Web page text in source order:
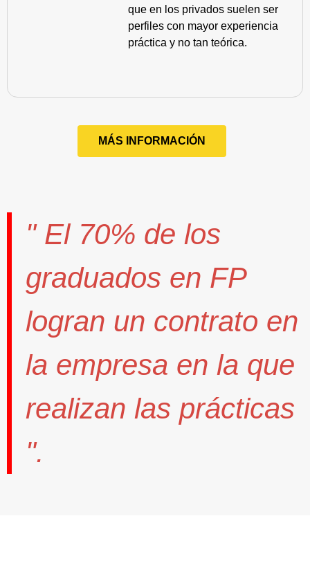
que en los privados suelen ser
perfiles con mayor experiencia
práctica y no tan teórica.
MÁS INFORMACIÓN
" El 70% de los
graduados en FP
logran un contrato en
la empresa en la que
realizan las prácticas
".